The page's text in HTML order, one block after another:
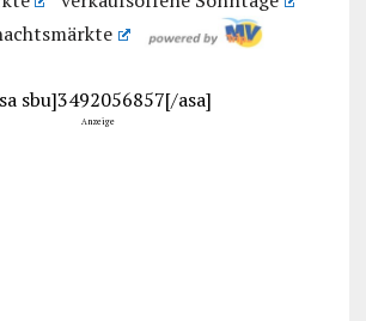
sbu]3492056857[/asa]
Anzeige